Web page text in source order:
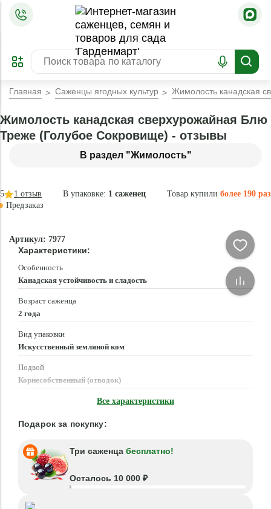
ПРЕДЗАКАЗ
ЗАБРОНИРОВАТЬ
ЛУЧШЕЕ
Главная Саженцы ягодных культур Жимолость канадская
В раздел "Жимолость"
Жимолость канадская сверхурожайная Блю
Треже (Голубое Сокровище) - отзывы
В упаковке: 1 саженец Товар купили более 190 раз
5 1 отзыв
Предзаказ
Артикул: 7977
Характеристики:
Особенность
Канадская устойчивость и сладость
Возраст саженца
2 года
Вид упаковки
Искусственный земляной ком
Подвой
Корнесобственный (отводок)
Все характеристики
Подарок за покупку:
Три саженца бесплатно!
Осталось 10 000 ₽